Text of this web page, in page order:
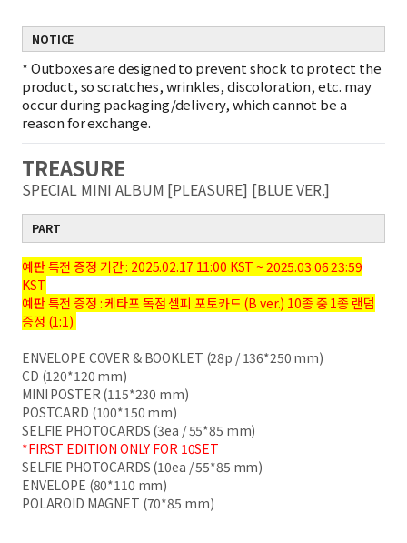
NOTICE
*Outboxes are designed to prevent shock to protect the
product, so scratches, wrinkles, discoloration, etc. may
occur during packaging/delivery, which cannot be a
reason for exchange.
TREASURE
SPECIAL MINI ALBUM [PLEASURE] [BLUE VER.]
PART
예판 특전 증정 기간 : 2025.02.17 11:00 KST ~ 2025.03.06 23:59
KST
예판 특전 증정 : 케타포 독점 셀피 포토카드 (B ver.) 10종 중 1종 랜덤
증정 (1:1)
ENVELOPE COVER & BOOKLET (28p / 136*250 mm)
CD (120*120 mm)
MINI POSTER (115*230 mm)
POSTCARD (100*150 mm)
SELFIE PHOTOCARDS (3ea / 55*85 mm)
*FIRST EDITION ONLY FOR 10SET
SELFIE PHOTOCARDS (10ea / 55*85 mm)
ENVELOPE (80*110 mm)
POLAROID MAGNET (70*85 mm)